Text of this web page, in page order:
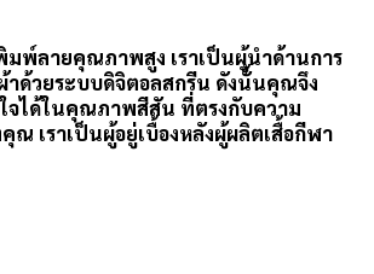
มพ์ลายคุณภาพสูง เราเป็นผู้นำด้านการ
ด้วยระบบดิจิตอลสกรีน ดังนั้นคุณจึง
จได้ในคุณภาพสีสัน ที่ตรงกับความ
ณ เราเป็นผู้อยู่เบื้องหลังผู้ผลิตเสื้อกีฬา